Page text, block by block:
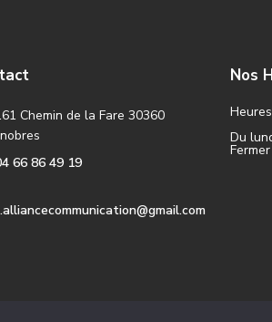
Chemin de la Fare 30360
66 86 49 19
Nos
Du